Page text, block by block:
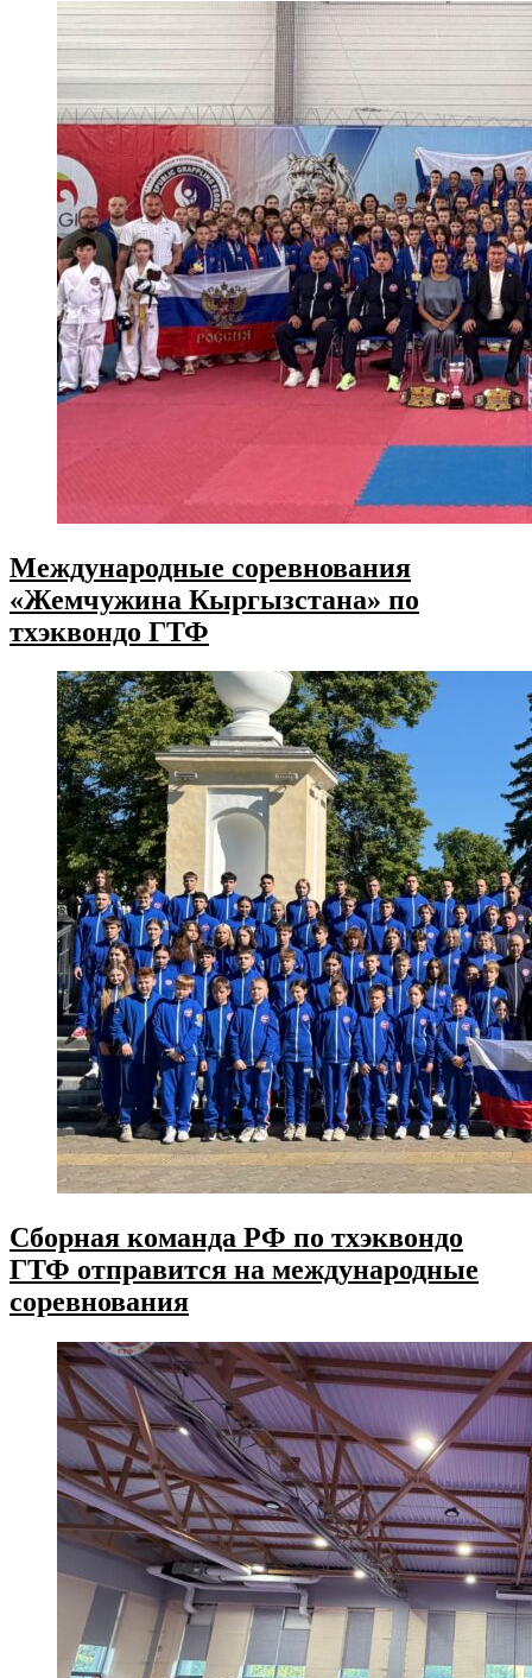
Международные соревнования
«Жемчужина Кыргызстана» по
тхэквондо ГТФ
Сборная команда РФ по тхэквондо
ГТФ отправится на международные
соревнования